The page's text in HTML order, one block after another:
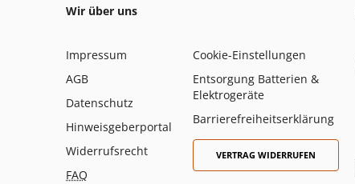
Wir über uns
Impressum
AGB
Datenschutz
Hinweisgeberportal
Widerrufsrecht
FAQ
Cookie-Einstellungen
Entsorgung Batterien &
Elektrogeräte
Barrierefreiheitserklärung
VERTRAG WIDERRUFEN